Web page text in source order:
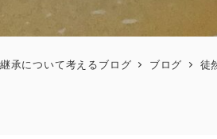
承について考えるブログ ブログ 徒